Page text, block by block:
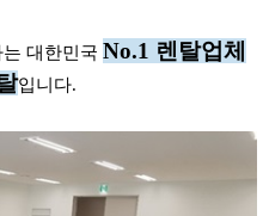
대한민국 No.1 렌탈업체
입니다.